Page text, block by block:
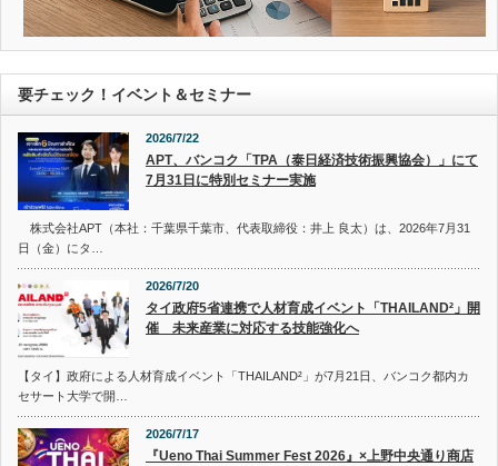
要チェック！イベント＆セミナー
2026/7/22
APT、バンコク「TPA（泰日経済技術振興協会）」にて
7月31日に特別セミナー実施
株式会社APT（本社：千葉県千葉市、代表取締役：井上 良太）は、2026年7月31
日（金）にタ…
2026/7/20
タイ政府5省連携で人材育成イベント「THAILAND²」開
催 未来産業に対応する技能強化へ
【タイ】政府による人材育成イベント「THAILAND²」が7月21日、バンコク都内カ
セサート大学で開…
2026/7/17
『Ueno Thai Summer Fest 2026』×上野中央通り商店